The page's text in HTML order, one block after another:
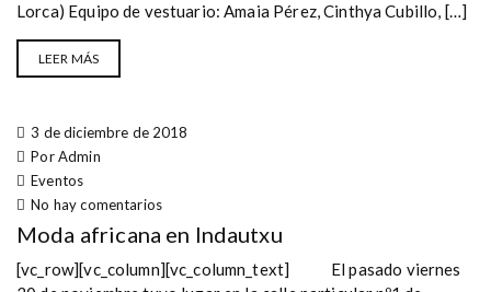
Lorca) Equipo de vestuario: Amaia Pérez, Cinthya Cubillo, […]
LEER MÁS
3 de diciembre de 2018
Por Admin
Eventos
No hay comentarios
Moda africana en Indautxu
[vc_row][vc_column][vc_column_text] El pasado viernes